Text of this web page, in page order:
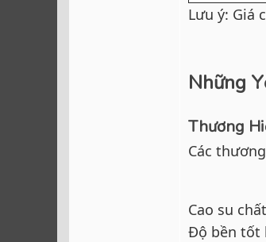
Lưu ý: Giá
Những
Thương
Các
Cao su
Độ bền tốt